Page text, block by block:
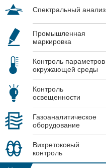
Спектральный анализ
Промышленная
маркировка
Контроль параметров
окружающей среды
Контроль
освещенности
Газоаналитическое
оборудование
Вихретоковый
контроль